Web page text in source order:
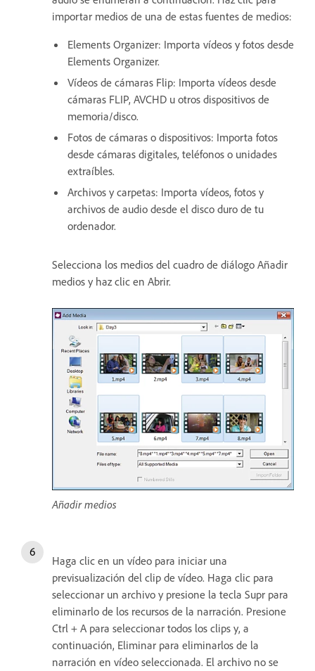
importar medios de una de estas fuentes de medios:
Elements Organizer: Importa vídeos y fotos desde
Elements Organizer.
Vídeos de cámaras Flip: Importa vídeos desde
cámaras FLIP, AVCHD u otros dispositivos de
memoria/disco.
Fotos de cámaras o dispositivos: Importa fotos
desde cámaras digitales, teléfonos o unidades
extraíbles.
Archivos y carpetas: Importa vídeos, fotos y
archivos de audio desde el disco duro de tu
ordenador.
Selecciona los medios del cuadro de diálogo Añadir
medios y haz clic en Abrir.
Añadir medios
Haga clic en un vídeo para iniciar una
previsualización del clip de vídeo. Haga clic para
seleccionar un archivo y presione la tecla Supr para
eliminarlo de los recursos de la narración. Presione
Ctrl + A para seleccionar todos los clips y, a
continuación, Eliminar para eliminarlos de la
narración en vídeo seleccionada. El archivo no se